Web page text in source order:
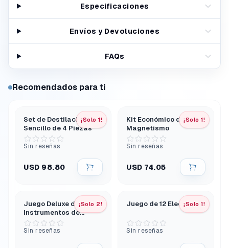
Especificaciones
Envíos y Devoluciones
FAQs
Recomendados para ti
¡Solo 1!
Set de Destilación
Sencillo de 4 Piezas
Sin reseñas
USD 98.80
¡Solo 1!
Kit Económico de
Magnetismo
Sin reseñas
USD 74.05
¡Solo 2!
Juego Deluxe de
Instrumentos de
Disección con Bandeja
14 Piezas
Sin reseñas
¡Solo 1!
Juego de 12 Electrodos
Sin reseñas